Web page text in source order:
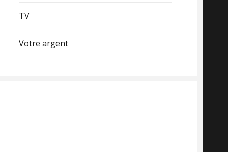
TV
Votre argent